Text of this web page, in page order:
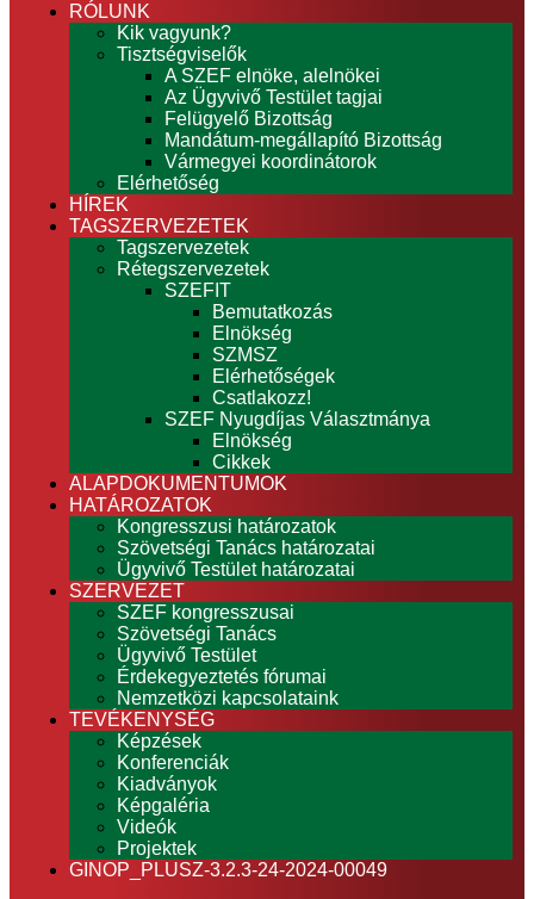
RÓLUNK
Kik vagyunk?
Tisztségviselők
A SZEF elnöke, alelnökei
Az Ügyvivő Testület tagjai
Felügyelő Bizottság
Mandátum-megállapító Bizottság
Vármegyei koordinátorok
Elérhetőség
HÍREK
TAGSZERVEZETEK
Tagszervezetek
Rétegszervezetek
SZEFIT
Bemutatkozás
Elnökség
SZMSZ
Elérhetőségek
Csatlakozz!
SZEF Nyugdíjas Választmánya
Elnökség
Cikkek
ALAPDOKUMENTUMOK
HATÁROZATOK
Kongresszusi határozatok
Szövetségi Tanács határozatai
Ügyvivő Testület határozatai
SZERVEZET
SZEF kongresszusai
Szövetségi Tanács
Ügyvivő Testület
Érdekegyeztetés fórumai
Nemzetközi kapcsolataink
TEVÉKENYSÉG
Képzések
Konferenciák
Kiadványok
Képgaléria
Videók
Projektek
GINOP_PLUSZ-3.2.3-24-2024-00049